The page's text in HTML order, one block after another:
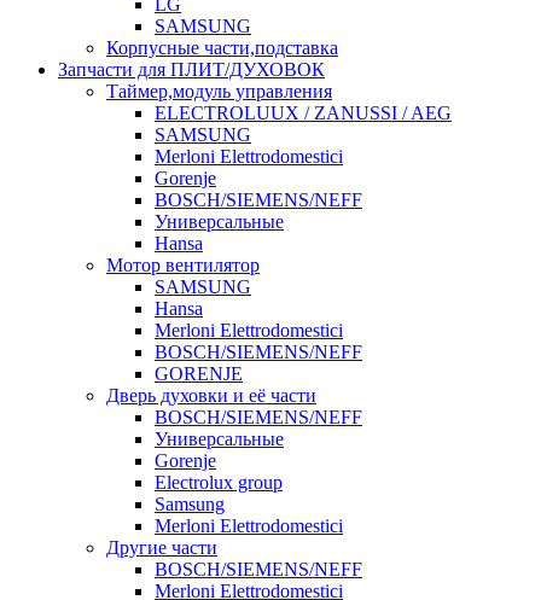
LG
SAMSUNG
Корпусные части,подставка
Запчасти для ПЛИТ/ДУХОВОК
Таймер,модуль управления
ELECTROLUUX / ZANUSSI / AEG
SAMSUNG
Merloni Elettrodomestici
Gorenje
BOSCH/SIEMENS/NEFF
Универсальные
Hansa
Мотор вентилятор
SAMSUNG
Hansa
Merloni Elettrodomestici
BOSCH/SIEMENS/NEFF
GORENJE
Дверь духовки и её части
BOSCH/SIEMENS/NEFF
Универсальные
Gorenje
Electrolux group
Samsung
Merloni Elettrodomestici
Другие части
BOSCH/SIEMENS/NEFF
Merloni Elettrodomestici